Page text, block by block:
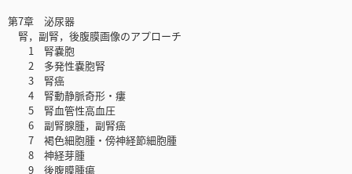
第7章 泌尿器
腎，副腎，後腹膜画像のアプローチ
1 腎嚢胞
2 多発性嚢胞腎
3 腎癌
4 腎動静脈奇形・瘻
5 腎血管性高血圧
6 副腎腺腫，副腎癌
7 褐色細胞腫・傍神経節細胞腫
8 神経芽腫
9 後腹膜腫瘍